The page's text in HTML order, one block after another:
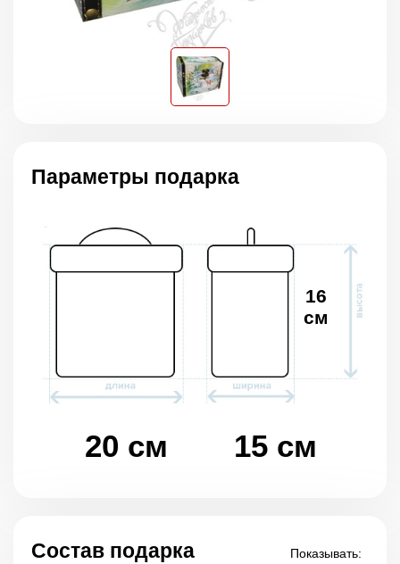
Параметры подарка
20 см 15 см
16
см
Состав подарка Показывать: